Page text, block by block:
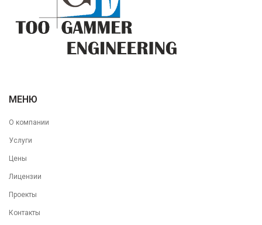
МЕНЮ
О компании
Услуги
Цены
Лицензии
Проекты
Контакты